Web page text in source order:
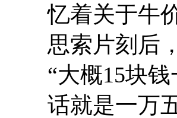
忆着关于牛
思索片刻后
“大概15块钱
话就是一万